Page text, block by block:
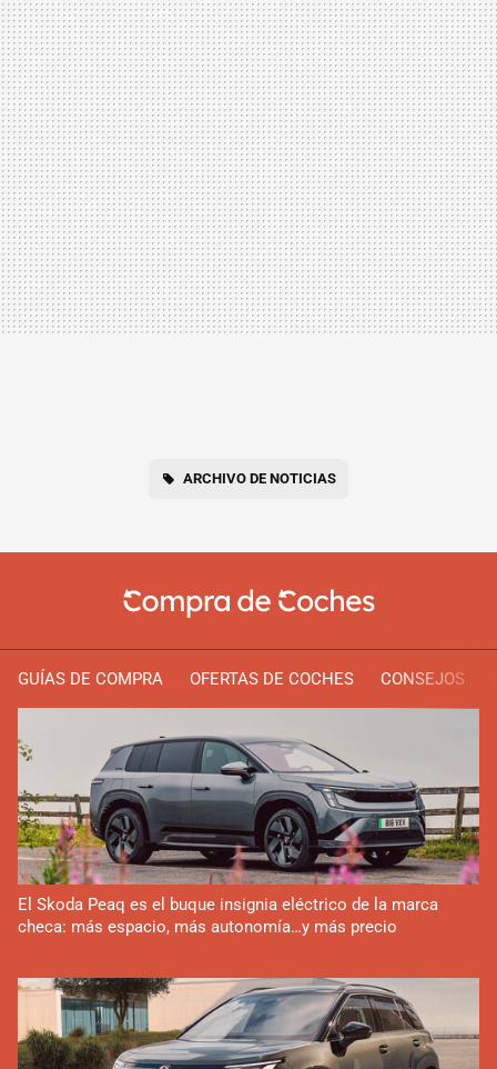
ARCHIVO DE NOTICIAS
GUÍAS DE COMPRA OFERTAS DE COCHES CONSEJOS
El Skoda Peaq es el buque insignia eléctrico de la marca
checa: más espacio, más autonomía…y más precio